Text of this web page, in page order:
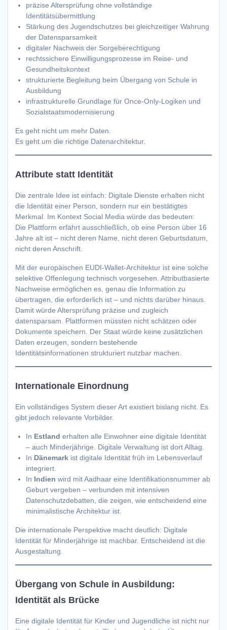
präzise Altersprüfung ohne vollständige
Identitätsübermittlung
Stärkung des Jugendschutzes bei gleichzeitiger Wahrung
der Datensparsamkeit
digitaler Nachweis der Sorgeberechtigung
rechtssichere Einwilligungsprozesse im Reise- und
Gesundheitskontext
strukturierte Begleitung beim Übergang von Schule in
Ausbildung
infrastrukturelle Grundlage für Once-Only-Logiken und
Sozialstaatsmodernisierung
Es geht nicht um mehr Daten.
Es geht um die richtige Datenarchitektur.
Attribute statt Identität
Die zentrale Idee ist einfach: Digitale Dienste erhalten nicht
die Identität einer Person, sondern nur ein bestätigtes
Merkmal. Im Kontext Social Media würde das bedeuten:
Die Plattform erfährt ausschließlich, ob eine Person über 16
Jahre alt ist – nicht deren Name, nicht deren Geburtsdatum,
nicht deren Anschrift.
Mit der europäischen EUDI-Wallet-Architektur ist eine solche
selektive Offenlegung technisch vorgesehen. Attributbasierte
Nachweise ermöglichen es, genau die Information zu
übertragen, die erforderlich ist – und nichts darüber hinaus.
Damit würde Altersprüfung präzise und zugleich
datensparsam. Plattformen müssten nicht schätzen oder
Dokumente speichern. Der Staat würde keine zusätzlichen
Daten erzeugen, sondern bestehende
Identitätsinformationen strukturiert nutzbar machen.
Internationale Einordnung
Ein vollständiges System dieser Art existiert bislang nicht. Es
gibt jedoch relevante Vorbilder.
In Estland erhalten alle Einwohner eine digitale Identität
– auch Minderjährige. Digitale Verwaltung ist dort Alltag.
In Dänemark ist digitale Identität früh im Lebensverlauf
integriert.
In Indien wird mit Aadhaar eine Identifikationsnummer ab
Geburt vergeben – verbunden mit intensiven
Datenschutzdebatten, die zeigen, wie entscheidend eine
minimalistische Architektur ist.
Die internationale Perspektive macht deutlich: Digitale
Identität für Minderjährige ist machbar. Entscheidend ist die
Ausgestaltung.
Übergang von Schule in Ausbildung:
Identität als Brücke
Eine digitale Identität für Kinder und Jugendliche ist nicht nur